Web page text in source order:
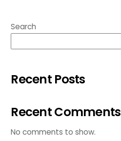
Search
Recent Posts
Recent Comments
No comments to show.